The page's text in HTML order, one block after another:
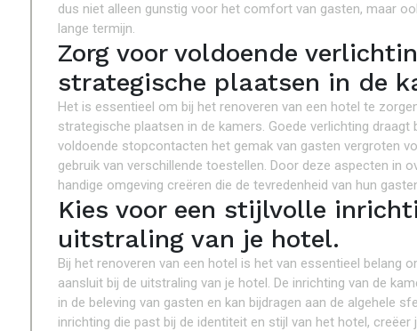
dus niet alleen gunstig voor het comfort van gasten, maar
lange termijn.
Zorg voor voldoende
strategische plaatsen in de
Het is essentieel om bij het renoveren van een hotel te
strategische plaatsen in de kamers. Goede verlichting
voldoende stopcontacten het gemak van gasten vergroten
gebruik van verschillende toestellen. Door deze aspecten in
handige omgeving creëren die de tevredenheid van hun
Kies voor een stijlvolle
uitstraling van je hotel.
Bij het renoveren van een hotel is het van essentieel belang
aansluit bij de uitstraling van je hotel. De inrichting van de
in de beleving van gasten en kan bijdragen aan de algehele
inrichting die past bij de identiteit en stijl van het hotel,